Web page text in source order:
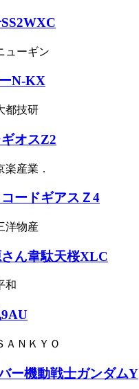
ューギン
N-KX
都技研
オスZ2
楽産業．
ードギアスＺ4
洋物産
ん韋駄天桜XLC
和
ＡＮＫＹＯ
ー機動戦士ガンダムY